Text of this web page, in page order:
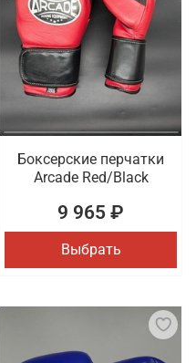
Боксерские перчатки
Arcade Red/Black
9 965 ₽
Выбрать